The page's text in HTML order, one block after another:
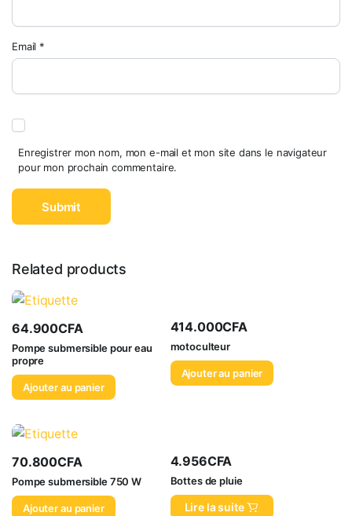
Email *
Enregistrer mon nom, mon e-mail et mon site dans le navigateur
pour mon prochain commentaire.
Related products
64.900CFA
Pompe submersible pour eau
propre
Ajouter au panier
414.000CFA
motoculteur
Ajouter au panier
70.800CFA
Pompe submersible 750 W
Ajouter au panier
4.956CFA
Bottes de pluie
Lire la suite